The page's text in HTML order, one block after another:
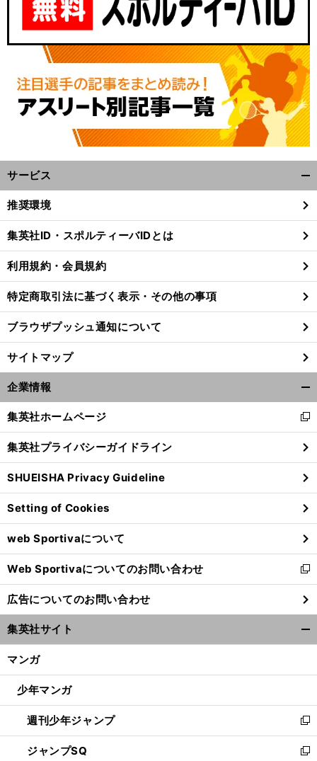
。
前
サービス
閉
る
推奨環境
集英社ID・スポルティーバIDとは
利用規約・会員規約
特定商取引法に基づく表示・その他の事項
ブラウザプッシュ通知について
サイトマップ
企業情報
閉
る
集英社ホームページ
新
し
い
ウ
ィ
ン
ド
ウ
で
開
く
集英社プライバシーガイドライン
SHUEISHA Privacy Guideline
Setting of Cookies
web Sportivaについて
Web Sportivaについてのお問い合わせ
新
し
い
ウ
ィ
ン
ウ
開
く
広告についてのお問い合わせ
集英社サイト
マンガ
少年マンガ
週刊少年ジャンプ
新
し
い
ジャンプSQ
新